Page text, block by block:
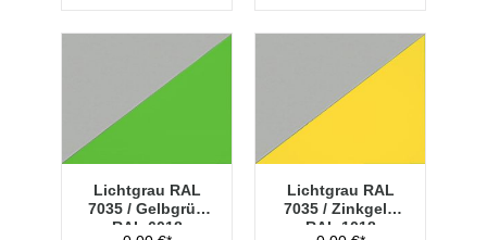
Lichtgrau RAL
7035 / Gelbgrün
RAL 6018
Lichtgrau RAL
7035 / Zinkgelb
RAL 1018